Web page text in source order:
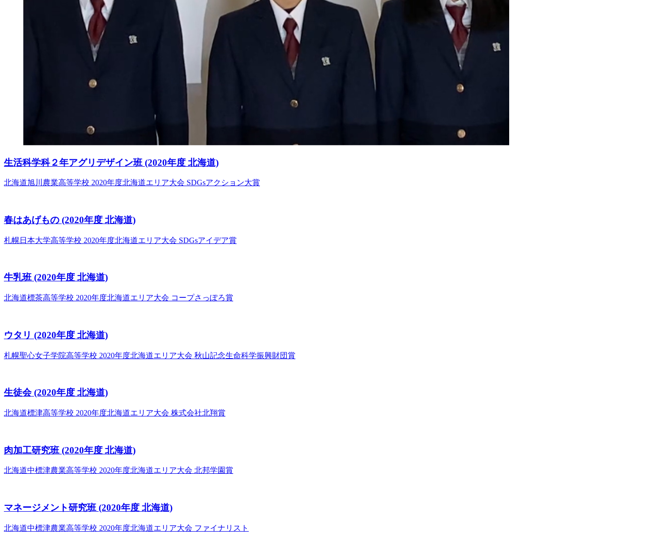
生活科学科２年アグリデザイン班 (2020年度 北海道)
北海道旭川農業高等学校 2020年度北海道エリア大会 SDGsアクション大賞
春はあげもの (2020年度 北海道)
札幌日本大学高等学校 2020年度北海道エリア大会 SDGsアイデア賞
牛乳班(2020年度 北海道)
北海道標茶高等学校 2020年度北海道エリア大会 コープさっぽろ賞
ウタリ (2020年度 北海道)
札幌聖心女子学院高等学校 2020年度北海道エリア大会 秋山記念生命科学振興財団賞
生徒会(2020年度 北海道)
北海道標津高等学校 2020年度北海道エリア大会 株式会社北翔賞
肉加工研究班 (2020年度 北海道)
北海道中標津農業高等学校 2020年度北海道エリア大会 北邦学園賞
マネージメント研究班 (2020年度 北海道)
北海道中標津農業高等学校 2020年度北海道エリア大会 ファイナリスト